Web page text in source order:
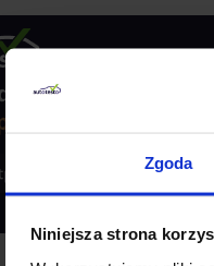
Zgoda
Niniejsza strona